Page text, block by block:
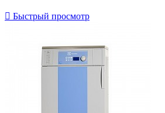
 Быстрый просмотр